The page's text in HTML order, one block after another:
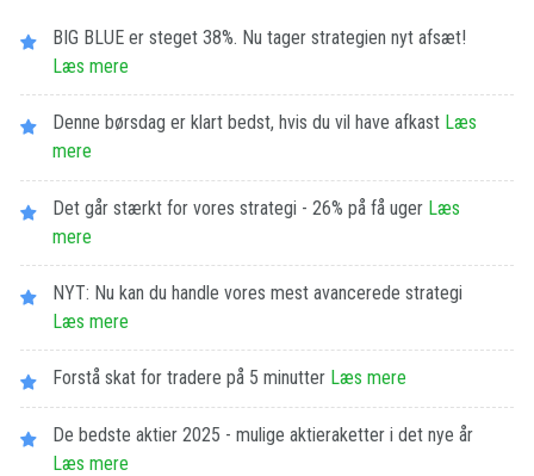
BIG BLUE er steget 38%. Nu tager strategien nyt afsæt!
Læs mere
Denne børsdag er klart bedst, hvis du vil have afkast Læs
mere
Det går stærkt for vores strategi - 26% på få uger Læs
mere
NYT: Nu kan du handle vores mest avancerede strategi
Læs mere
Forstå skat for tradere på 5 minutter Læs mere
De bedste aktier 2025 - mulige aktieraketter i det nye år
Læs mere